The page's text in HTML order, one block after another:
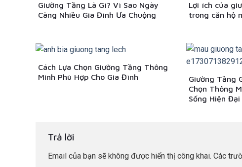
Giường Tầng Là Gì? Vì Sao Ngày
Càng Nhiều Gia Đình Ưa Chuộng
Lợi ích của
trong căn hộ
Cách Lựa Chọn Giường Tầng Thông
Minh Phù Hợp Cho Gia Đình
Giường Tầng
Chọn Thông
Sống Hiện Đại
Trả lời
Email của bạn sẽ không được hiển thị công khai. Các